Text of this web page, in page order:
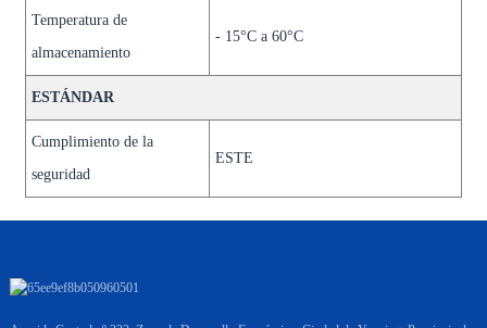
Temperatura de
almacenamiento
- 15°C a 60°C
ESTÁNDAR
Cumplimiento de la
seguridad
ESTE